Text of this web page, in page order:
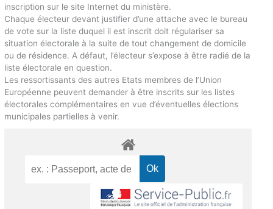
inscription sur le site Internet du ministère.
Chaque électeur devant justifier d’une attache avec le bureau
de vote sur la liste duquel il est inscrit doit régulariser sa
situation électorale à la suite de tout changement de domicile
ou de résidence. A défaut, l’électeur s’expose à être radié de la
liste électorale en question.
Les ressortissants des autres Etats membres de l’Union
Européenne peuvent demander à être inscrits sur les listes
électorales complémentaires en vue d’éventuelles élections
municipales partielles à venir.